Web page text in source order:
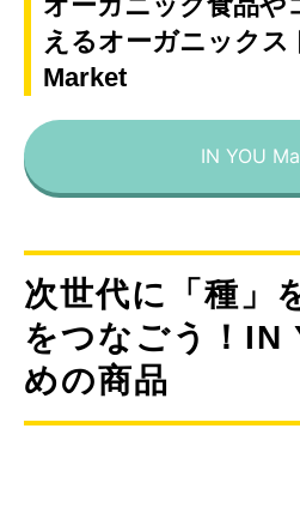
えるオーガニックス
Market
IN YOU
次世代に「種」
をつなごう！IN
めの商品